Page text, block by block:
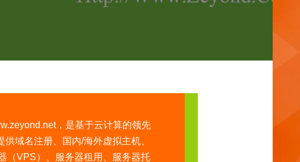
，是基于云计算的领先
域名注册、国内/海外虚拟主机、
（VPS）、服务器租用、服务器托